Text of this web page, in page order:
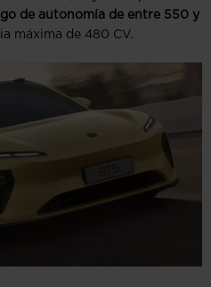
de autonomía de entre 550 y
máxima de 480 CV.